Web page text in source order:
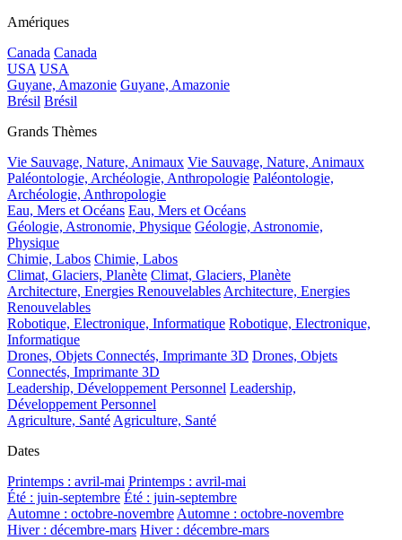
Amériques
Canada Canada
USA USA
Guyane, Amazonie Guyane, Amazonie
Brésil Brésil
Grands Thèmes
Vie Sauvage, Nature, Animaux Vie Sauvage, Nature, Animaux
Paléontologie, Archéologie, Anthropologie Paléontologie,
Archéologie, Anthropologie
Eau, Mers et Océans Eau, Mers et Océans
Géologie, Astronomie, Physique Géologie, Astronomie,
Physique
Chimie, Labos Chimie, Labos
Climat, Glaciers, Planète Climat, Glaciers, Planète
Architecture, Energies Renouvelables Architecture, Energies
Renouvelables
Robotique, Electronique, Informatique Robotique, Electronique,
Informatique
Drones, Objets Connectés, Imprimante 3D Drones, Objets
Connectés, Imprimante 3D
Leadership, Développement Personnel Leadership,
Développement Personnel
Agriculture, Santé Agriculture, Santé
Dates
Printemps : avril-mai Printemps : avril-mai
Été : juin-septembre Été : juin-septembre
Automne : octobre-novembre Automne : octobre-novembre
Hiver : décembre-mars Hiver : décembre-mars